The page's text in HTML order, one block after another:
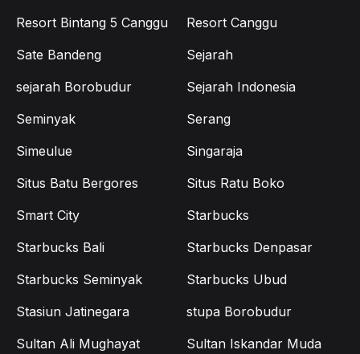
Resort Bintang 5 Canggu
Resort Canggu
Sate Bandeng
Sejarah
sejarah Borobudur
Sejarah Indonesia
Seminyak
Serang
Simeulue
Singaraja
Situs Batu Bergores
Situs Ratu Boko
Smart City
Starbucks
Starbucks Bali
Starbucks Denpasar
Starbucks Seminyak
Starbucks Ubud
Stasiun Jatinegara
stupa Borobudur
Sultan Ali Mughayat
Sultan Iskandar Muda